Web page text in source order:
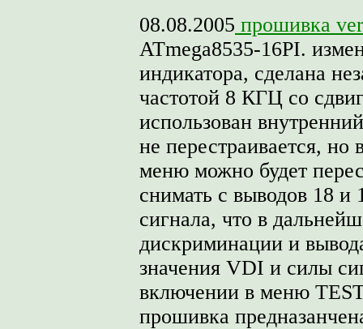
08.08.2005 прошивка
ATmega8535-16PI.
индикатора, сделана
частотой 8 КГЦ со
использован
не перестраивается,
меню можно будет
снимать с выводов 18
сигнала, что в
дискриминации и
значения VDI и силы
включении в меню
прошивка